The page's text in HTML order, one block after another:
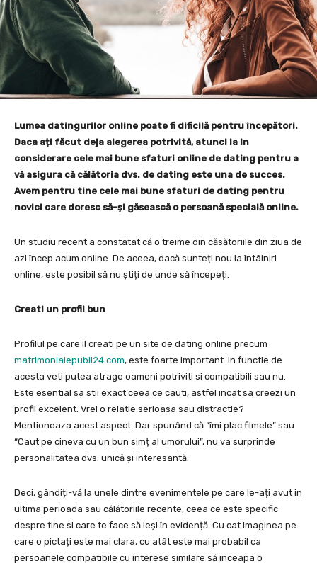
Lumea datingurilor online poate fi dificilă pentru începători.
Daca ați făcut deja alegerea potrivită, atunci ia in
considerare cele mai bune sfaturi online de dating pentru a
vă asigura că călătoria dvs. de dating este una de succes.
Avem pentru tine cele mai bune sfaturi de dating pentru
novici care doresc să-și găsească o persoană specială online.
Un studiu recent a constatat că o treime din căsătoriile din ziua de
azi încep acum online. De aceea, dacă sunteți nou la întâlniri
online, este posibil să nu știți de unde să începeți.
Creati un profil bun
Profilul pe care il creati pe un site de dating online precum
matrimonialepubli24.com, este foarte important. In functie de
acesta veti putea atrage oameni potriviti si compatibili sau nu.
Este esential sa stii exact ceea ce cauti, astfel incat sa creezi un
profil excelent. Vrei o relatie serioasa sau distractie?
Mentioneaza acest aspect. Dar spunând că “îmi plac filmele” sau
“Caut pe cineva cu un bun simț al umorului”, nu va surprinde
personalitatea dvs. unică și interesantă.
Deci, gândiți-vă la unele dintre evenimentele pe care le-ați avut in
ultima perioada sau călătoriile recente, ceea ce este specific
despre tine si care te face să ieși în evidență. Cu cat imaginea pe
care o pictați este mai clara, cu atât este mai probabil ca
persoanele compatibile cu interese similare să inceapa o